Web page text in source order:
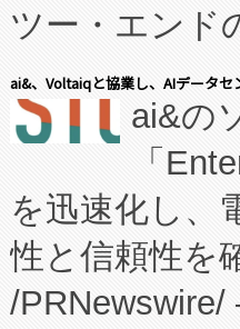
ツー・エンド
表しました。
たNeXは、
従来のフェッ
に、患者やサ
キー方式で拡
ai&、Voltaiqと協業し、AIデータ
ai&の
「
を迅速化し、
性と信頼性を
/